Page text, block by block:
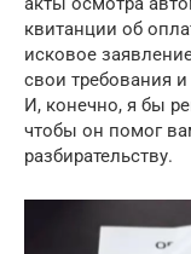
квитанции об
исковое
свои требования
И, конечно, я бы
чтобы он помог
разбирательству.